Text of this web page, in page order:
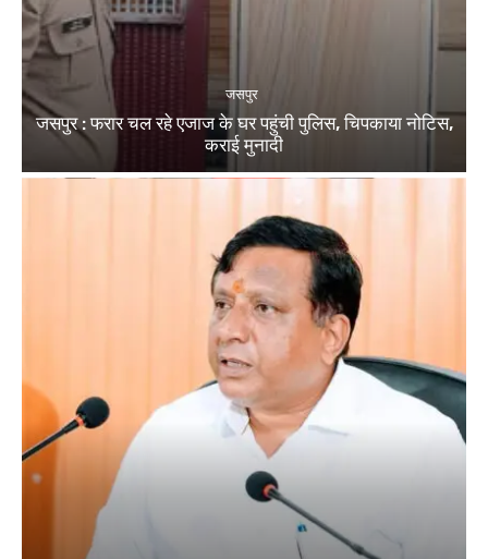
जसपुर
जसपुर : फरार चल रहे एजाज के घर पहुंची पुलिस, चिपकाया नोटिस,
कराई मुनादी